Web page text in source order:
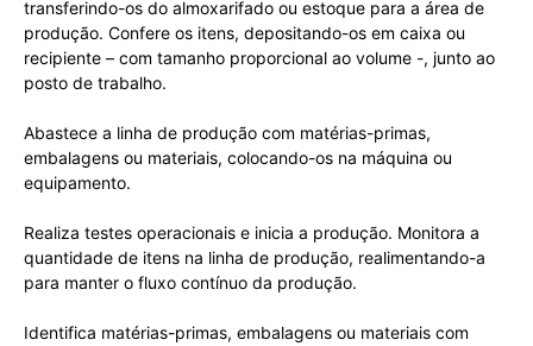
transferindo-os do almoxarifado ou estoque para a área de
produção. Confere os itens, depositando-os em caixa ou
recipiente – com tamanho proporcional ao volume -, junto ao
posto de trabalho.
Abastece a linha de produção com matérias-primas,
embalagens ou materiais, colocando-os na máquina ou
equipamento.
Realiza testes operacionais e inicia a produção. Monitora a
quantidade de itens na linha de produção, realimentando-a
para manter o fluxo contínuo da produção.
Identifica matérias-primas, embalagens ou materiais com